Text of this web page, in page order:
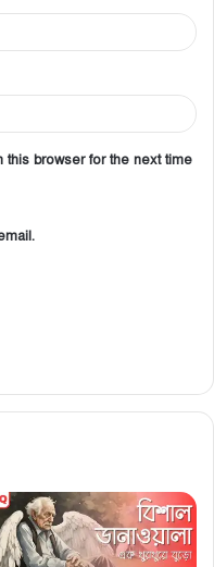
this browser for the next time